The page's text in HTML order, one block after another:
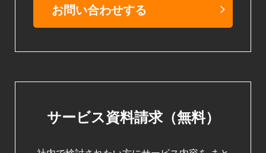
お問い合わせする
サービス資料請求（無料）